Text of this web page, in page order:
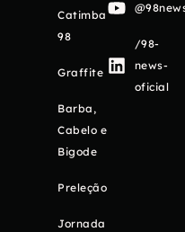
Catimba
98
Graffite
Barba,
Cabelo e
Bigode
Preleção
Jornada
/98-
news-
oficial